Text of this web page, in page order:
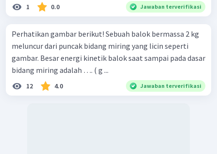
1 0.0 Jawaban terverifikasi
Perhatikan gambar berikut! Sebuah balok bermassa 2 kg
meluncur dari puncak bidang miring yang licin seperti
gambar. Besar energi kinetik balok saat sampai pada dasar
bidang miring adalah …. ( g ...
12 4.0 Jawaban terverifikasi